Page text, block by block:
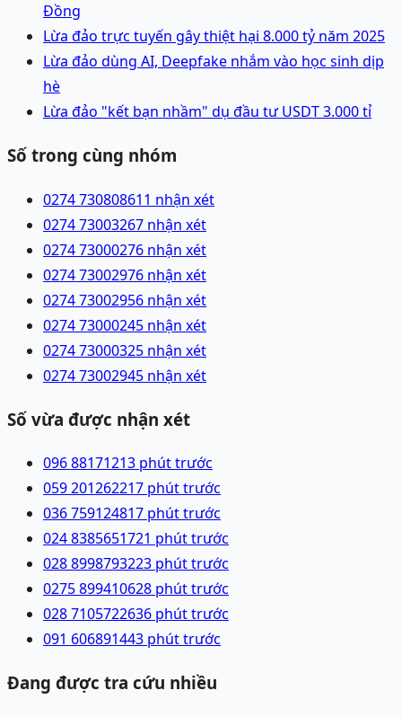
Đồng
Lừa đảo trực tuyến gây thiệt hại 8.000 tỷ năm 2025
Lừa đảo dùng AI, Deepfake nhắm vào học sinh dịp
hè
Lừa đảo "kết bạn nhầm" dụ đầu tư USDT 3.000 tỉ
Số trong cùng nhóm
0274 730808611 nhận xét
0274 73003267 nhận xét
0274 73000276 nhận xét
0274 73002976 nhận xét
0274 73002956 nhận xét
0274 73000245 nhận xét
0274 73000325 nhận xét
0274 73002945 nhận xét
Số vừa được nhận xét
096 88171213 phút trước
059 201262217 phút trước
036 759124817 phút trước
024 8385651721 phút trước
028 8998793223 phút trước
0275 899410628 phút trước
028 7105722636 phút trước
091 606891443 phút trước
Đang được tra cứu nhiều